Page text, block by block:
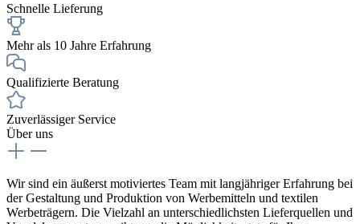
Schnelle Lieferung
Mehr als 10 Jahre Erfahrung
Qualifizierte Beratung
Zuverlässiger Service
Über uns
Wir sind ein äußerst motiviertes Team mit langjähriger Erfahrung bei
der Gestaltung und Produktion von Werbemitteln und textilen
Werbeträgern. Die Vielzahl an unterschiedlichsten Lieferquellen und